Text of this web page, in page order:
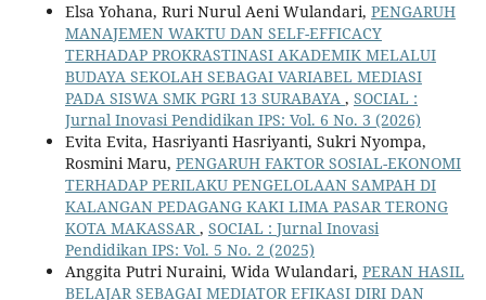
Elsa Yohana, Ruri Nurul Aeni Wulandari, PENGARUH
MANAJEMEN WAKTU DAN SELF-EFFICACY
TERHADAP PROKRASTINASI AKADEMIK MELALUI
BUDAYA SEKOLAH SEBAGAI VARIABEL MEDIASI
PADA SISWA SMK PGRI 13 SURABAYA , SOCIAL :
Jurnal Inovasi Pendidikan IPS: Vol. 6 No. 3 (2026)
Evita Evita, Hasriyanti Hasriyanti, Sukri Nyompa,
Rosmini Maru, PENGARUH FAKTOR SOSIAL-EKONOMI
TERHADAP PERILAKU PENGELOLAAN SAMPAH DI
KALANGAN PEDAGANG KAKI LIMA PASAR TERONG
KOTA MAKASSAR, SOCIAL : Jurnal Inovasi
Pendidikan IPS: Vol. 5 No. 2 (2025)
Anggita Putri Nuraini, Wida Wulandari, PERAN HASIL
BELAJAR SEBAGAI MEDIATOR EFIKASI DIRI DAN